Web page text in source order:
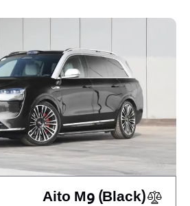
Aito M9 (Black)